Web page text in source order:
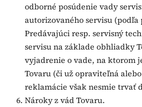
odborné posúdenie vady
autorizovaného servisu (podľa
Predávajúci resp. servisný
servisu na základe obhliadky
vyjadrenie o vade, na ktorom
Tovaru (či už opraviteľná
reklamácie však nesmie trvať
Nároky z vád Tovaru.